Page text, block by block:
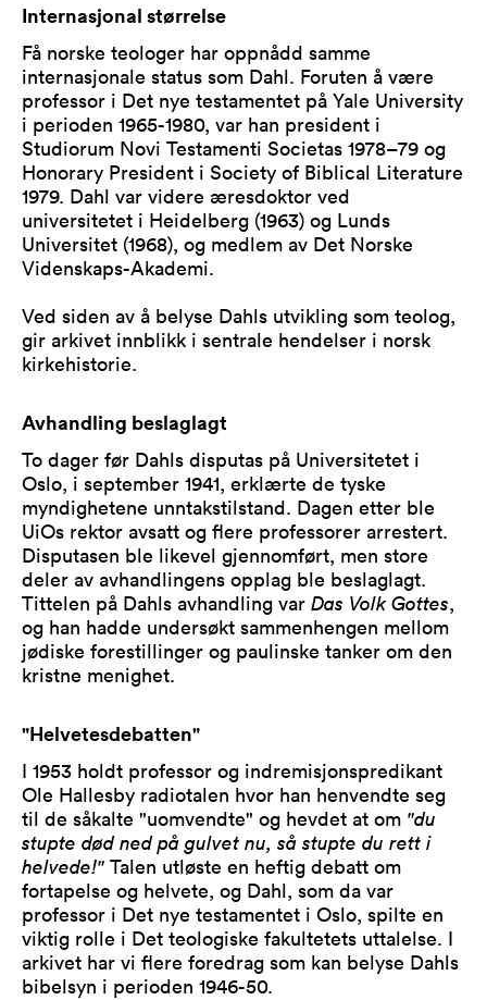
Internasjonal størrelse
Få norske teologer har oppnådd samme
internasjonale status som Dahl. Foruten å være
professor i Det nye testamentet på Yale University
i perioden 1965-1980, var han president i
Studiorum Novi Testamenti Societas 1978–79 og
Honorary President i Society of Biblical Literature
1979. Dahl var videre æresdoktor ved
universitetet i Heidelberg (1963) og Lunds
Universitet (1968), og medlem av Det Norske
Videnskaps-Akademi.
Ved siden av å belyse Dahls utvikling som teolog,
gir arkivet innblikk i sentrale hendelser i norsk
kirkehistorie.
Avhandling beslaglagt
To dager før Dahls disputas på Universitetet i
Oslo, i september 1941, erklærte de tyske
myndighetene unntakstilstand. Dagen etter ble
UiOs rektor avsatt og flere professorer arrestert.
Disputasen ble likevel gjennomført, men store
deler av avhandlingens opplag ble beslaglagt.
Tittelen på Dahls avhandling var Das Volk Gottes,
og han hadde undersøkt sammenhengen mellom
jødiske forestillinger og paulinske tanker om den
kristne menighet.
"Helvetesdebatten"
I 1953 holdt professor og indremisjonspredikant
Ole Hallesby radiotalen hvor han henvendte seg
til de såkalte "uomvendte" og hevdet at om "du
stupte død ned på gulvet nu, så stupte du rett i
helvede!" Talen utløste en heftig debatt om
fortapelse og helvete, og Dahl, som da var
professor i Det nye testamentet i Oslo, spilte en
viktig rolle i Det teologiske fakultetets uttalelse. I
arkivet har vi flere foredrag som kan belyse Dahls
bibelsyn i perioden 1946-50.